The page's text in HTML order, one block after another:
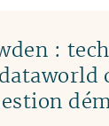
: